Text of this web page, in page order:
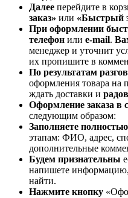
Далее перейдите в
заказ» или «Быстрый
При оформлении
телефон или e-mail.
менеджер и уточнит
их пропишите в
По результатам
оформления товара на
ждать доставки и
Оформление заказа в
следующим образом:
Заполняете
этапам: ФИО, адрес,
дополнительные
Будем признательны
напишете информацию,
найти.
Нажмите кнопку